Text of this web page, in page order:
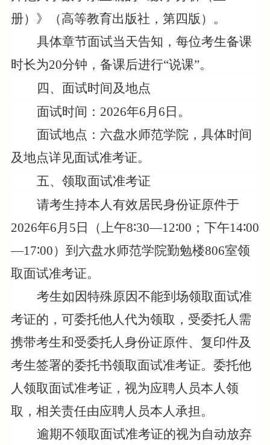
册）》（高等教育出版社，第四版）。
具体章节面试当天告知，每位考生备课
时长为20分钟，备课后进行“说课”。
四、面试时间及地点
面试时间： 2026年6月 6 日 。
面试地点：六盘水师范学院， 具体时间
及地点详见面试准考证。
五、领取面试准考证
请考生持本人有效居民身份证原件于
2026年6月 5 日（上午8∶30—12∶00 ；下午14∶00
—17∶00） 到 六盘水师范学院勤勉楼806室领
取面试准考证。
考生如因特殊原因不能到 场领取面试准
考证的，可委托他人代为领取， 受委托人需
携带考生和受委托人身份证原件、复印件及
考生签署的委托书领取面试准考证。委托他
人领取面试准考证 ，视为应聘人员本人领
取 ，相关责任由应聘人员本人承担。
逾期不领取面试准考证的视为自动放弃